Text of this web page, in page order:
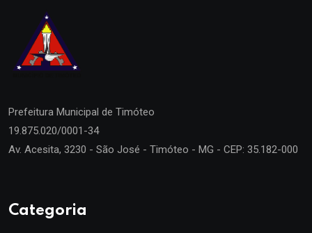
Prefeitura Municipal de Timóteo
19.875.020/0001-34
Av. Acesita, 3230 - São José - Timóteo - MG - CEP: 35.182-000
Categoria